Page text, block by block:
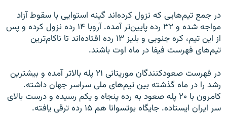
در جمع تیم‌هایی که نزول کرده‌اند گینه استوایی با سقوط آزاد
مواجه شده و ۳۲ رده پایین‌تر آمده. آروبا ۱۴ رده نزول کرده و پس
از این تیم، کره جنوبی و بلیز ۱۳ رده افتاده‌اند تا ناکام‌ترین
تیم‌های فهرست فیفا در ماه اوت باشند.
در فهرست صعودکنندگان موریتانی ۲۱ پله بالاتر آمده و بیشترین
رشد را در ماه گذشته بین تیم‌های ملی سراسر جهان داشته.
کامرون با ۲۰ پله صعود به رده پنجاه و یکم رسیده و درست بالای
سر ایران ایستاده. جایگاه بوتسوانا هم ۱۵ رده ترقی یافته.